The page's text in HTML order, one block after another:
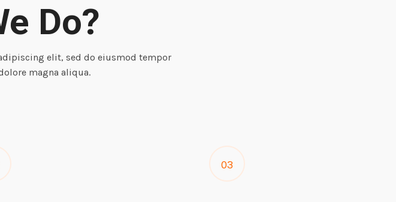
Do?
elit, sed do eiusmod tempor
magna aliqua.
03